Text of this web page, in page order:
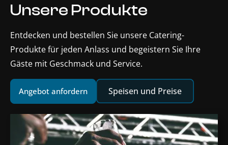
Unsere Produkte
Entdecken und bestellen Sie unsere Catering-
Produkte für jeden Anlass und begeistern Sie Ihre
Gäste mit Geschmack und Service.
Angebot anfordern Speisen und Preise